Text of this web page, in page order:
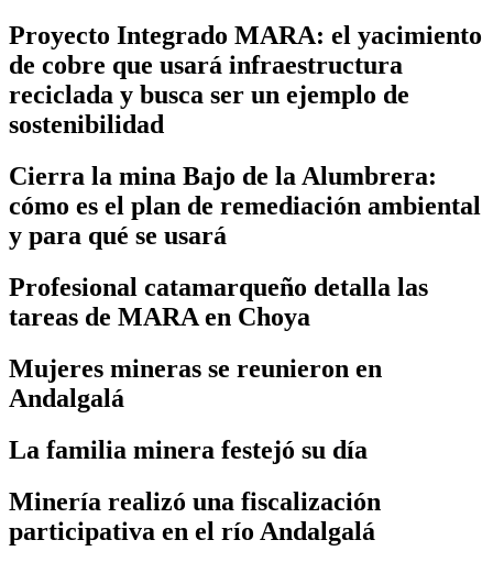
Proyecto Integrado MARA: el yacimiento
de cobre que usará infraestructura
reciclada y busca ser un ejemplo de
sostenibilidad
Cierra la mina Bajo de la Alumbrera:
cómo es el plan de remediación ambiental
y para qué se usará
Profesional catamarqueño detalla las
tareas de MARA en Choya
Mujeres mineras se reunieron en
Andalgalá
La familia minera festejó su día
Minería realizó una fiscalización
participativa en el río Andalgalá